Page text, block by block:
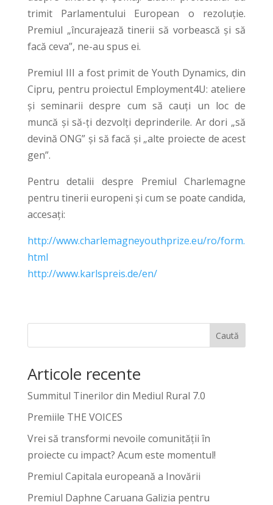
trimit Parlamentului European o rezoluție.
Premiul „încurajează tinerii să vorbească și să
facă ceva”, ne-au spus ei.
Premiul III a fost primit de Youth Dynamics, din
Cipru, pentru proiectul Employment4U: ateliere
și seminarii despre cum să cauți un loc de
muncă și să-ți dezvolți deprinderile. Ar dori „să
devină ONG” și să facă și „alte proiecte de acest
gen”.
Pentru detalii despre Premiul Charlemagne
pentru tinerii europeni și cum se poate candida,
accesați:
http://www.charlemagneyouthprize.eu/ro/form.
html
http://www.karlspreis.de/en/
Caută
Articole recente
Summitul Tinerilor din Mediul Rural 7.0
Premiile THE VOICES
Vrei să transformi nevoile comunității în
proiecte cu impact? Acum este momentul!
Premiul Capitala europeană a Inovării
Premiul Daphne Caruana Galizia pentru